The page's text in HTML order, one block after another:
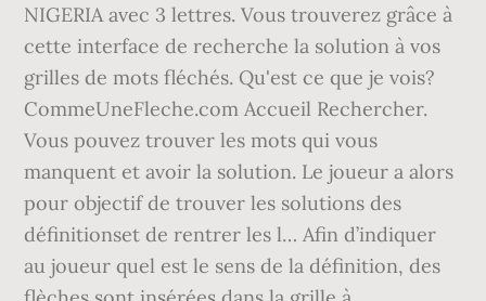
NIGERIA avec 3 lettres. Vous trouverez grâce à
cette interface de recherche la solution à vos
grilles de mots fléchés. Qu'est ce que je vois?
CommeUneFleche.com Accueil Rechercher.
Vous pouvez trouver les mots qui vous
manquent et avoir la solution. Le joueur a alors
pour objectif de trouver les solutions des
définitionset de rentrer les l… Afin d’indiquer
au joueur quel est le sens de la définition, des